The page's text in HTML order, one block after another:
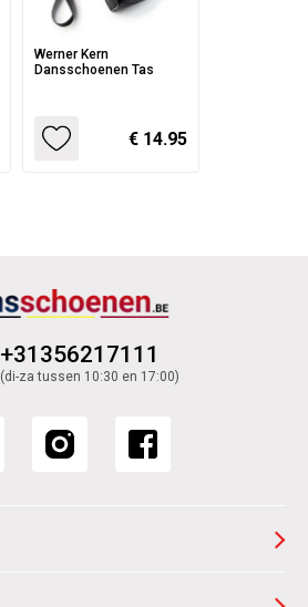
Werner Kern
Dansschoenen Tas
€ 14.95
+31356217111
(di-za tussen 10:30 en 17:00)